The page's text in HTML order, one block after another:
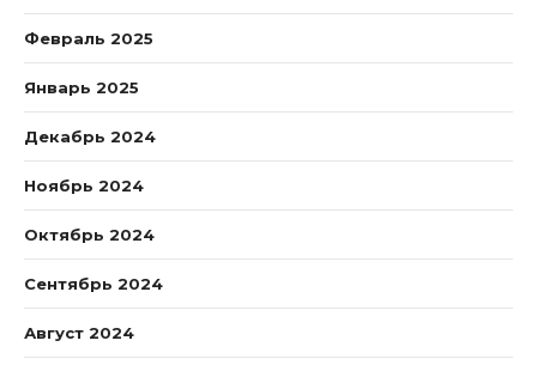
Февраль 2025
Январь 2025
Декабрь 2024
Ноябрь 2024
Октябрь 2024
Сентябрь 2024
Август 2024